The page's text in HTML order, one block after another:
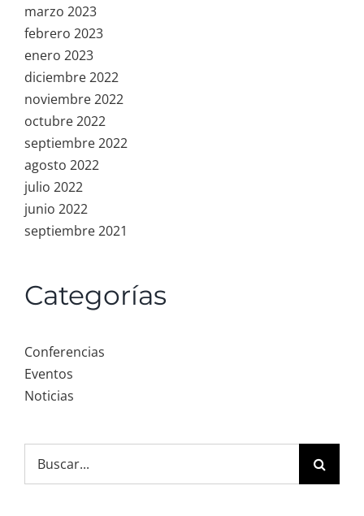
marzo 2023
febrero 2023
enero 2023
diciembre 2022
noviembre 2022
octubre 2022
septiembre 2022
agosto 2022
julio 2022
junio 2022
septiembre 2021
Categorías
Conferencias
Eventos
Noticias